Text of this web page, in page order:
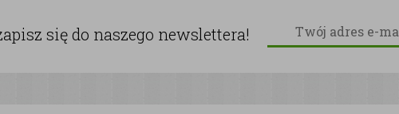
się do naszego newslettera!